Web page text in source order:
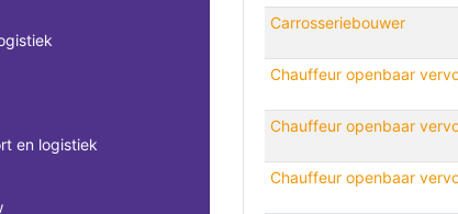
en logistiek
Carrosseriebouwer
Chauffeur openbaar
Chauffeur openbaar
Chauffeur openbaar